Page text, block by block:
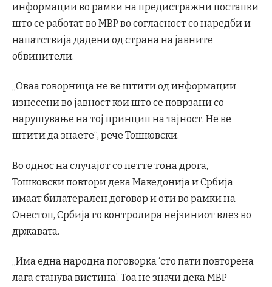
информации во рамки на предистражни постапки
што се работат во МВР во согласност со наредби и
напатствија дадени од страна на јавните
обвинители.
„Оваа говорница не ве штити од информации
изнесени во јавност кои што се поврзани со
нарушување на тој принцип на тајност. Не ве
штити да знаете“, рече Тошковски.
Во однос на случајот со петте тона дрога,
Тошковски повтори дека Македонија и Србија
имаат билатерален договор и оти во рамки на
Онестоп, Србија го контролира нејзиниот влез во
државата.
„Има една народна поговорка ‘сто пати повторена
лага станува вистина’. Тоа не значи дека МВР